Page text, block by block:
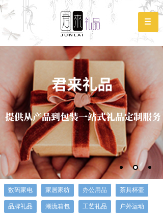
数码家电 家居家纺 办公用品 茶具杯壶
品牌礼品 潮流箱包 工艺礼品 户外运动